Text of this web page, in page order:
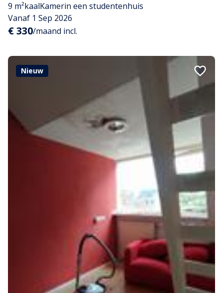
9 m²kaalKamerin een studentenhuis
Vanaf 1 Sep 2026
€ 330/maand incl.
Nieuw